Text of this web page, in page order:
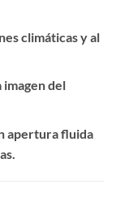
climáticas y al
del
apertura fluida